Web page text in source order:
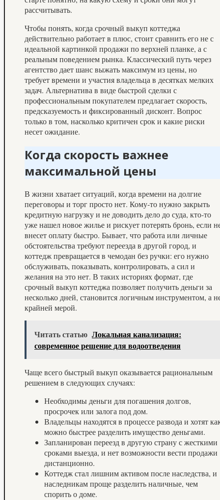
рассчитывать.
Чтобы понять, когда срочный выкуп коттеджа
действительно работает в плюс, стоит сравнить его не с
идеальной картинкой продажи по верхней планке, а с
реальным поведением рынка. Классический путь через
агентство дает шанс выжать максимум из цены, но
требует времени и участия владельца в десятках мелких
задач. Альтернатива в виде быстрой сделки с
профессиональным покупателем предлагает скорость,
предсказуемость и фиксированный дисконт. Вопрос
только в том, насколько критичен срок и какие риски
несет ожидание.
Когда скорость важнее
максимальной цены
В жизни хватает ситуаций, когда времени на долгие
переговоры и торг просто нет. Кому‑то нужно закрыть
кредитную нагрузку и не доводить дело до суда, кто‑то
уже нашел новое жилье и рискует потерять бронь, если
внесет оплату быстро. Бывает, что работа или личные
обстоятельства требуют переезда в другой город, и
коттедж превращается в чемодан без ручки: его нужно
обслуживать, показывать, контролировать, а сил и
желания на это нет. В таких историях формат, где
срочный выкуп коттеджа позволяет получить деньги за
несколько дней, становится логичным инструментом, а
крайней мерой.
Читать статью Локальная канализация:
современное решение для водоотведения
Чаще всего быстрый выкуп оказывается рациональным
решением в следующих случаях:
Необходимы деньги для погашения долгов,
просрочек или залога под дом.
Владельцы находятся в процессе развода и хотят
можно быстрее разделить имущество деньгами.
Запланирован переезд в другую страну с жесткими
сроками выезда, и нет возможности вести продажи
дистанционно.
Коттедж стал лишним активом после наследства, и
наследникам проще разделить наличные, чем
спорить о доме.